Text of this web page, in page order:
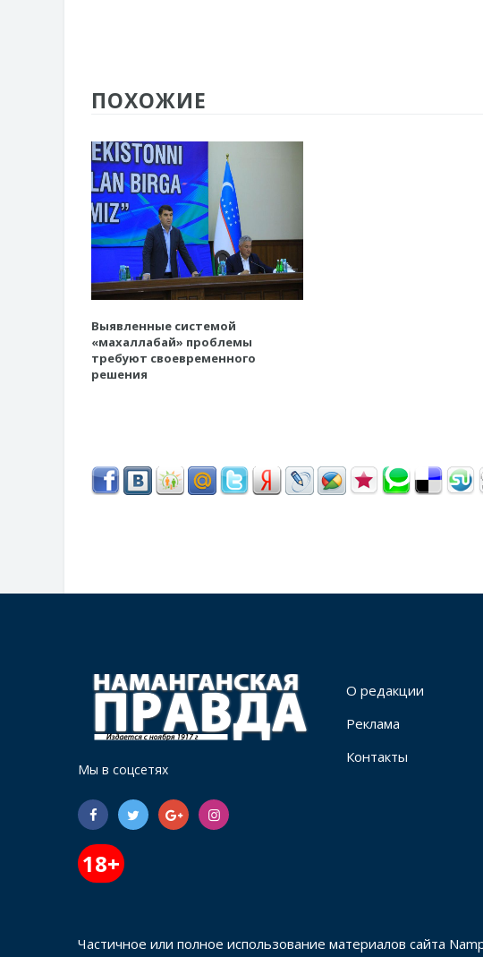
ПОХОЖИЕ
Выявленные системой
«махаллабай» проблемы
требуют своевременного
решения
Мы в соцсетях
О редакции
Реклама
Контакты
18+
Частичное или полное использование материалов сайта